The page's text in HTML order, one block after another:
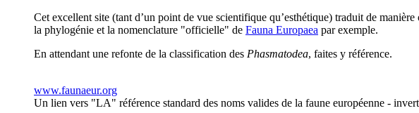
Cet excellent site (tant d’un point de vue scientifique qu’esthétique) traduit de
la phylogénie et la nomenclature "officielle" de Fauna Europaea par exemple.
En attendant une refonte de la classification des Phasmatodea, faites y référence.
www.faunaeur.org
Un lien vers "LA" référence standard des noms valides de la faune européenne -